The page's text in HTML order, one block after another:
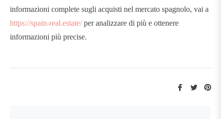
informazioni complete sugli acquisti nel mercato spagnolo, vai a
https://spain-real.estate/per analizzare di più e ottenere
informazioni più precise.
Condividi
TwittaPin